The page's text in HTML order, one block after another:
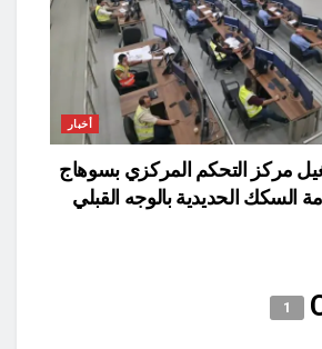
أخبار
مركز التحكم المركزي بسوهاج
السكك الحديدية بالوجه القبلي
1